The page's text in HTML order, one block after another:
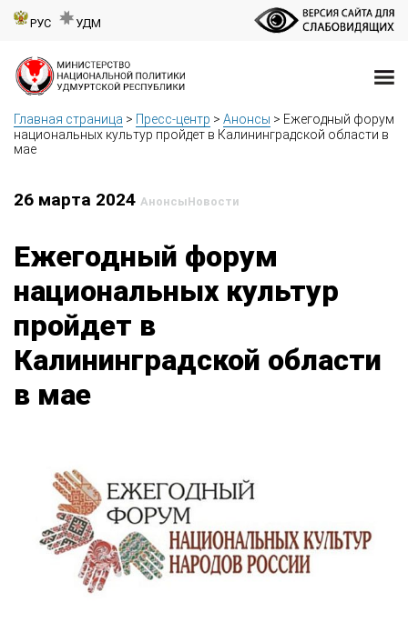
РУС УДМ
Главная страница > Пресс-центр > Анонсы > Ежегодный форум
национальных культур пройдет в Калининградской области в
мае
26 марта 2024 АнонсыНовости
Ежегодный форум
национальных культур
пройдет в
Калининградской области
в мае